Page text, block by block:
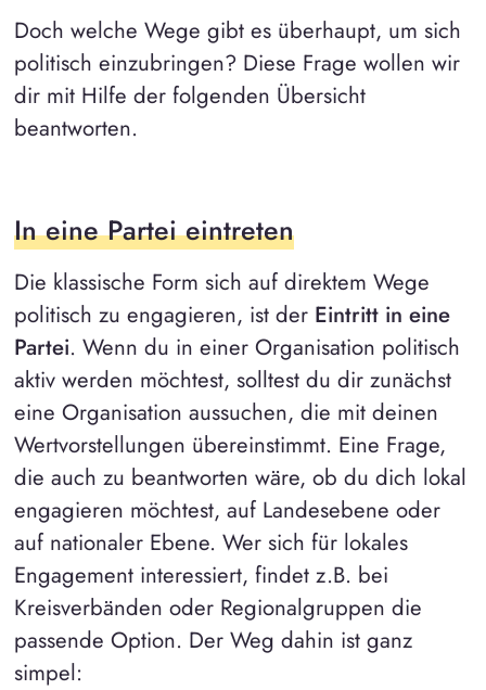
Doch welche Wege gibt es überhaupt, um sich
politisch einzubringen? Diese Frage wollen wir
dir mit Hilfe der folgenden Übersicht
beantworten.
In eine Partei eintreten
Die klassische Form sich auf direktem Wege
politisch zu engagieren, ist der Eintritt in eine
Partei. Wenn du in einer Organisation politisch
aktiv werden möchtest, solltest du dir zunächst
eine Organisation aussuchen, die mit deinen
Wertvorstellungen übereinstimmt. Eine Frage,
die auch zu beantworten wäre, ob du dich lokal
engagieren möchtest, auf Landesebene oder
auf nationaler Ebene. Wer sich für lokales
Engagement interessiert, findet z.B. bei
Kreisverbänden oder Regionalgruppen die
passende Option. Der Weg dahin ist ganz
simpel: